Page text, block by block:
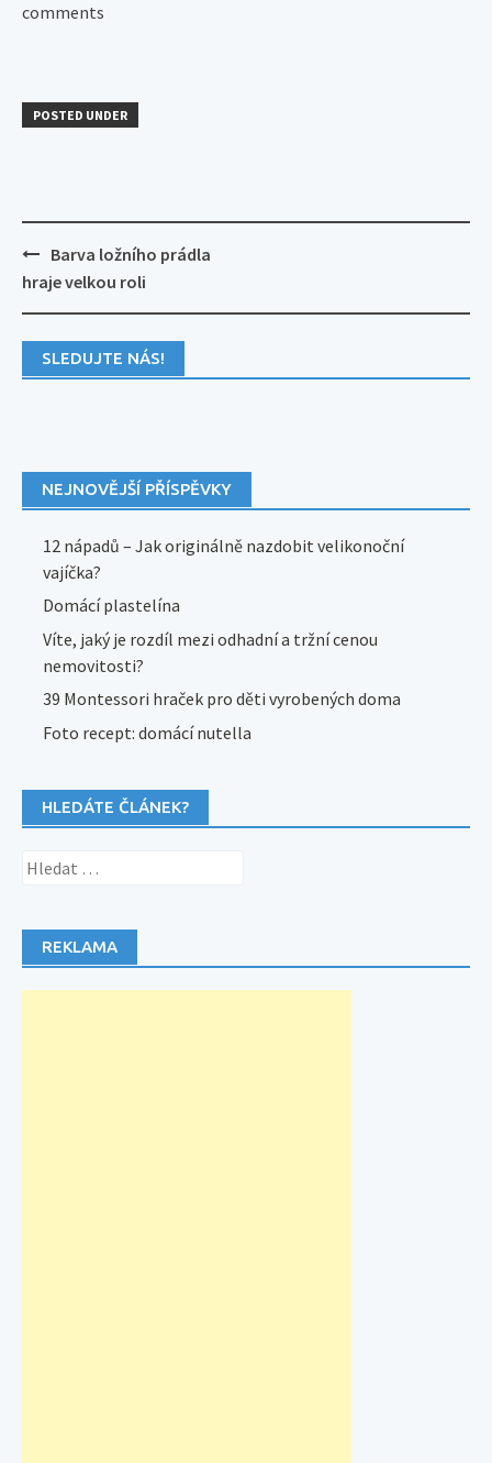
comments
POSTED UNDER
Post
navigation
Barva ložního prádla
hraje velkou roli
SLEDUJTE NÁS!
NEJNOVĚJŠÍ PŘÍSPĚVKY
12 nápadů – Jak originálně nazdobit velikonoční
vajíčka?
Domácí plastelína
Víte, jaký je rozdíl mezi odhadní a tržní cenou
nemovitosti?
39 Montessori hraček pro děti vyrobených doma
Foto recept: domácí nutella
HLEDÁTE ČLÁNEK?
Vyhledávání
REKLAMA